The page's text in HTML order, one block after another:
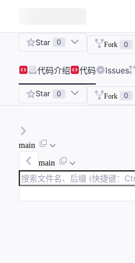
Star 0 Fork 0
代码介绍 代码 Issues
Star 0 Fork 0
main
main